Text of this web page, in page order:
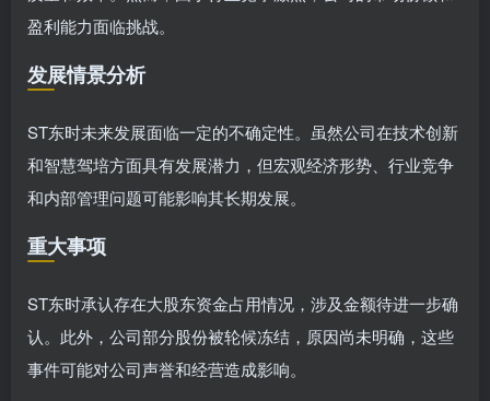
盈利能力面临挑战。
发展情景分析
ST东时未来发展面临一定的不确定性。虽然公司在技术创新
和智慧驾培方面具有发展潜力，但宏观经济形势、行业竞争
和内部管理问题可能影响其长期发展。
重大事项
ST东时承认存在大股东资金占用情况，涉及金额待进一步确
认。此外，公司部分股份被轮候冻结，原因尚未明确，这些
事件可能对公司声誉和经营造成影响。